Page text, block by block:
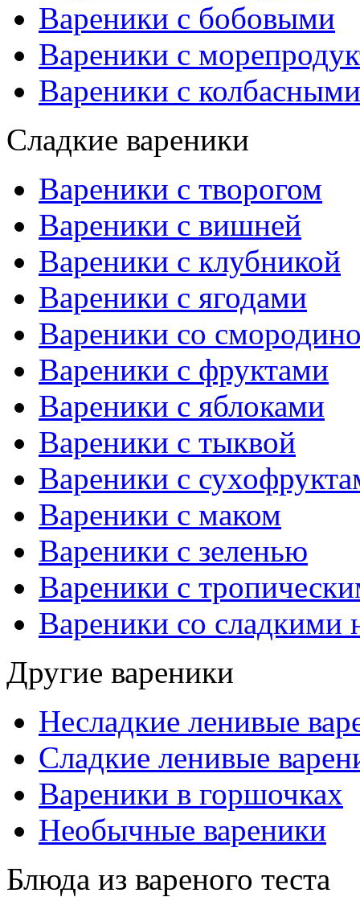
Вареники с бобовыми
Вареники с
Вареники с
Сладкие вареники
Вареники с творогом
Вареники с вишней
Вареники с клубникой
Вареники с ягодами
Вареники со
Вареники с фруктами
Вареники с яблоками
Вареники с тыквой
Вареники с
Вареники с маком
Вареники с зеленью
Вареники с
Вареники со сладкими
Другие вареники
Несладкие ленивые
Сладкие ленивые
Вареники в горшочках
Необычные вареники
Блюда из вареного теста